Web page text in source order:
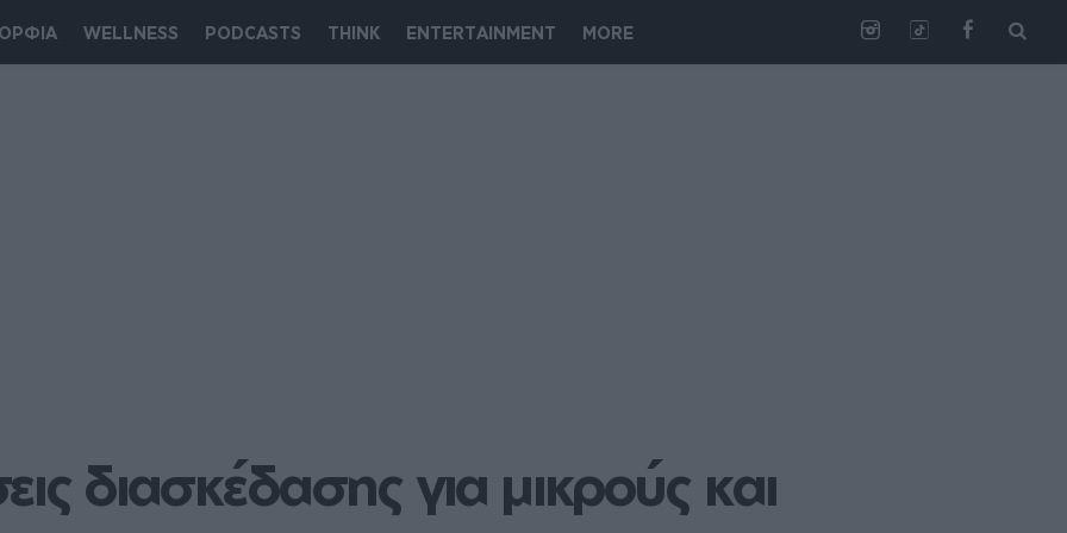
WELLNESS PODCASTS THINK ENTERTAINMENT MORE
διασκέδασης για μικρούς και